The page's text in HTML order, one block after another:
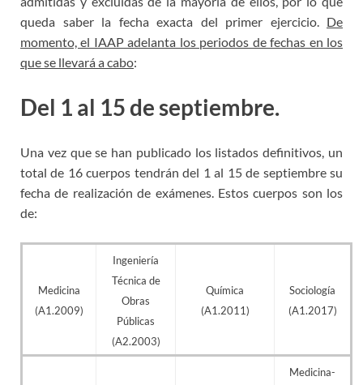
queda saber la fecha exacta del primer ejercicio. De
momento, el IAAP adelanta los periodos de fechas en los
que se llevará a cabo:
Del 1 al 15 de septiembre.
Una vez que se han publicado los listados definitivos, un
total de 16 cuerpos tendrán del 1 al 15 de septiembre su
fecha de realización de exámenes. Estos cuerpos son los
de:
Medicina
(A1.2009)
Ingeniería
Técnica de
Obras
Públicas
(A2.2003)
Química
(A1.2011)
Sociología
(A1.2017)
Medicina-